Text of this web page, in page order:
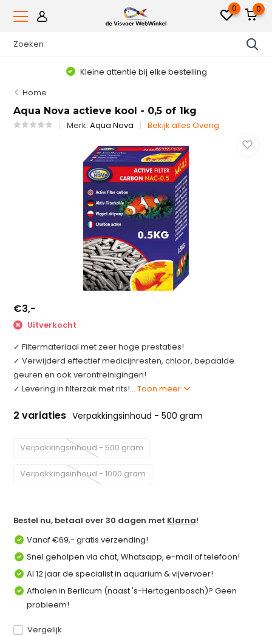
0 0
Kleine attentie bij elke bestelling
Home
Aqua Nova actieve kool - 0,5 of 1kg
Merk:Aqua Nova Bekijk alles Overig
€3,-
Uitverkocht
✓ Filtermateriaal met zeer hoge prestaties!
✓ Verwijderd effectief medicijnresten, chloor, bepaalde
geuren en ook verontreinigingen!
✓ Levering in filterzak met rits!...Toon meer
2 variaties Verpakkingsinhoud - 500 gram
Verpakkingsinhoud - 500 gram
Verpakkingsinhoud - 1000 gram
Bestel nu, betaal over 30 dagen met Klarna!
Vanaf €69,- gratis verzending!
Snel geholpen via chat, Whatsapp, e-mail of telefoon!
Al 12 jaar de specialist in aquarium & vijvervoer!
Afhalen in Berlicum (naast 's-Hertogenbosch)? Geen
probleem!
Vergelijk